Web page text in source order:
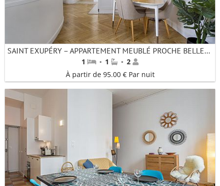
SAINT EXUPÉRY – APPARTEMENT MEUBLÉ PROCHE BELLECOUR
1 · 1 · 2
À partir de 95.00 € Par nuit